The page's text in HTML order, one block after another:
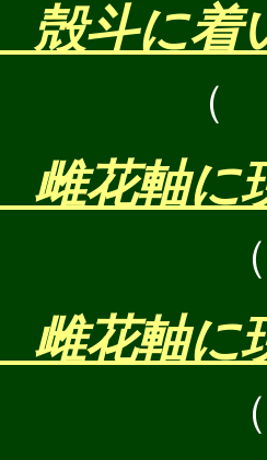
斗に着
花軸に
花軸に